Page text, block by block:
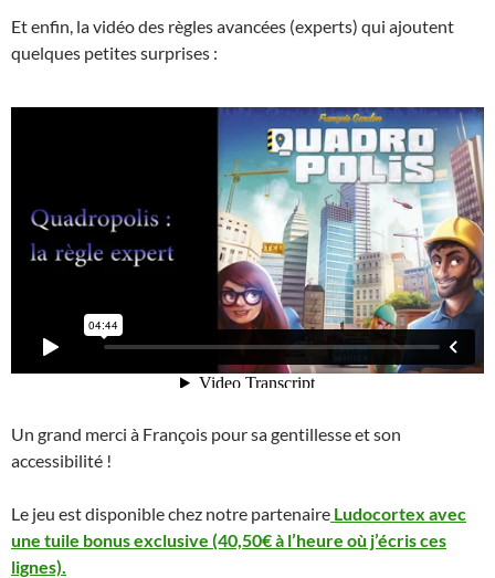
Et enfin, la vidéo des règles avancées (experts) qui ajoutent
quelques petites surprises :
Un grand merci à François pour sa gentillesse et son
accessibilité !
Le jeu est disponible chez notre partenaire Ludocortex avec
une tuile bonus exclusive (40,50€ à l’heure où j’écris ces
lignes).